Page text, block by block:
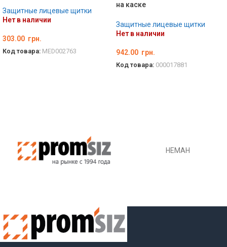
Защитные лицевые щитки
Нет в наличии
303.00 грн.
Код товара: MED002763
на каске
Защитные лицевые щитки
Нет в наличии
942.00 грн.
Код товара: 000017881
НЕМАН